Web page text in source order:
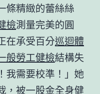
條精緻的蕾絲絲
檢測量完美的圓
在承受百分巡迴體
般勞工健檢結構失
我需要校準！」她
，被一股金全身健